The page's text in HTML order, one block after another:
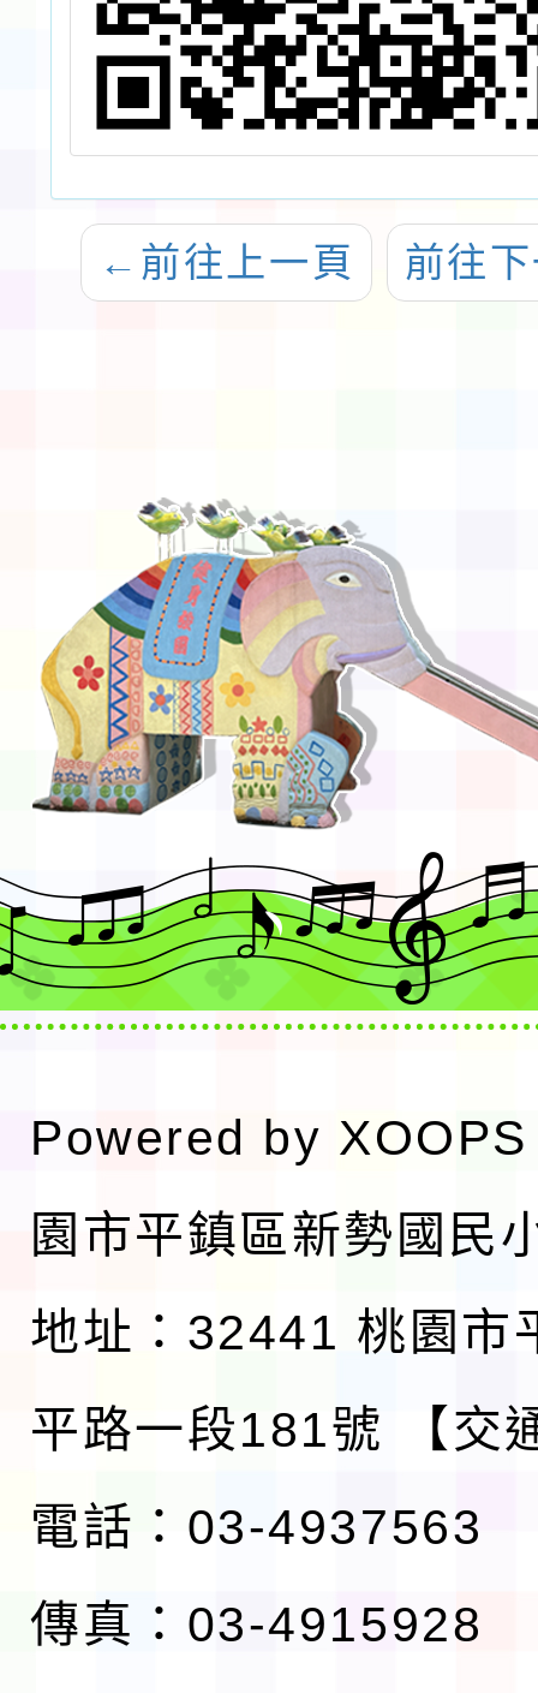
← 前往上一頁 前往
Powered by XOOPS
園市平鎮區新勢國民
地址：32441 桃園市
平路一段181號
【交
電話：03-4937563
傳真：03-4915928